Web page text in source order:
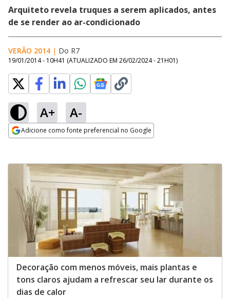
Arquiteto revela truques a serem aplicados, antes
de se render ao ar-condicionado
VERÃO 2014 | Do R7
19/01/2014 - 10H41 (ATUALIZADO EM 26/02/2024 - 21H01)
A+ A-
Adicione como fonte preferencial no Google
Decoração com menos móveis, mais plantas e
tons claros ajudam a refrescar seu lar durante os
dias de calor